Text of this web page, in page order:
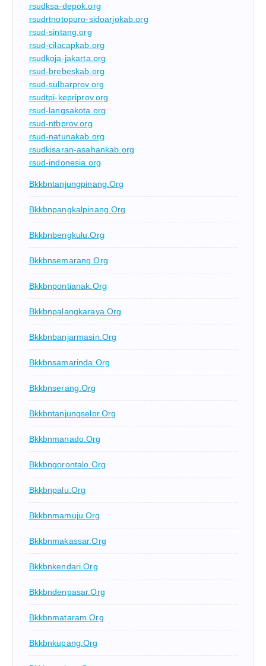
rsudksa-depok.org
rsudrtnotopuro-sidoarjokab.org
rsud-sintang.org
rsud-cilacapkab.org
rsudkoja-jakarta.org
rsud-brebeskab.org
rsud-sulbarprov.org
rsudtpi-kepriprov.org
rsud-langsakota.org
rsud-ntbprov.org
rsud-natunakab.org
rsudkisaran-asahankab.org
rsud-indonesia.org
Bkkbntanjungpinang.org
Bkkbnpangkalpinang.org
Bkkbnbengkulu.org
Bkkbnsemarang.org
Bkkbnpontianak.org
Bkkbnpalangkaraya.org
Bkkbnbanjarmasin.org
Bkkbnsamarinda.org
Bkkbnserang.org
Bkkbntanjungselor.org
Bkkbnmanado.org
Bkkbngorontalo.org
Bkkbnpalu.org
Bkkbnmamuju.org
Bkkbnmakassar.org
Bkkbnkendari.org
Bkkbndenpasar.org
Bkkbnmataram.org
Bkkbnkupang.org